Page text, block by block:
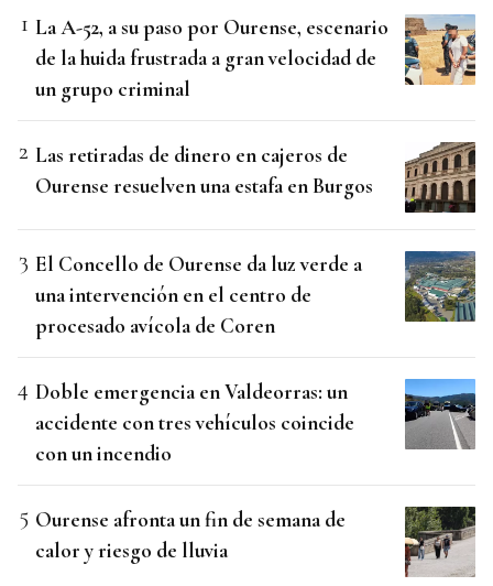
La A-52, a su paso por Ourense, escenario
de la huida frustrada a gran velocidad de
un grupo criminal
Las retiradas de dinero en cajeros de
Ourense resuelven una estafa en Burgos
El Concello de Ourense da luz verde a
una intervención en el centro de
procesado avícola de Coren
Doble emergencia en Valdeorras: un
accidente con tres vehículos coincide
con un incendio
Ourense afronta un fin de semana de
calor y riesgo de lluvia